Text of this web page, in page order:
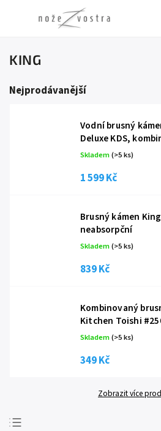
KING
Nejprodávanější
Vodní brusný
Deluxe KDS,
Skladem(>5 ks)
1 599 Kč
Brusný kámen
neabsorpční
Skladem(>5 ks)
839 Kč
Kombinovaný
Kitchen Toishi
Skladem(>5 ks)
349 Kč
Zobrazit více